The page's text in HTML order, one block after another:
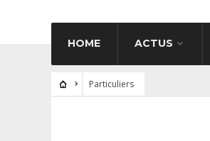
HOME ACTUS
Particuliers